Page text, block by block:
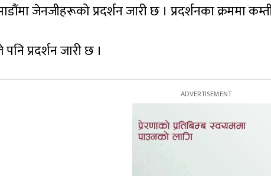
जेनजीहरूको प्रदर्शन जारी छ । प्रदर्शनका क्रममा
प्रदर्शन जारी छ ।